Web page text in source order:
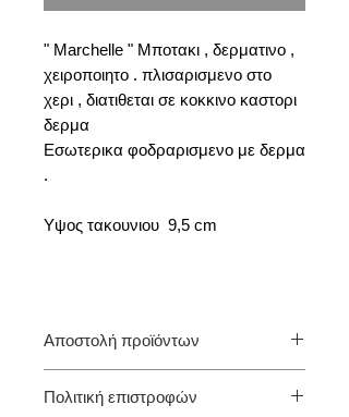
" Marchelle " Mποτακι , δερματινο ,
χειροποιητο . πλισαρισμενο στο
χερι , διατιθεται σε κοκκινο καστορι
δερμα
Εσωτερικα φοδραρισμενο με δερμα
.
Υψος τακουνιου 9,5 cm
Αποστολή προϊόντων
Πολιτική επιστροφών